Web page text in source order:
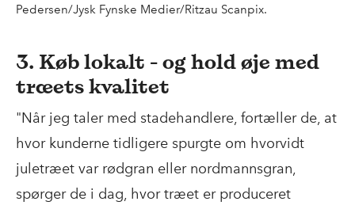
Pedersen/Jysk Fynske Medier/Ritzau Scanpix.
3. Køb lokalt - og hold øje med
træets kvalitet
"Når jeg taler med stadehandlere, fortæller de, at
hvor kunderne tidligere spurgte om hvorvidt
juletræet var rødgran eller nordmannsgran,
spørger de i dag, hvor træet er produceret